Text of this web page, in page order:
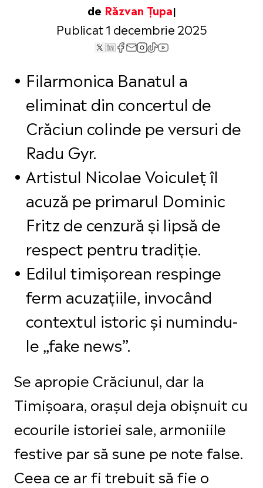
de Răzvan Țupa
Publicat 1 decembrie 2025
Filarmonica Banatul a
eliminat din concertul de
Crăciun colinde pe versuri de
Radu Gyr.
Artistul Nicolae Voiculeț îl
acuză pe primarul Dominic
Fritz de cenzură și lipsă de
respect pentru tradiție.
Edilul timișorean respinge
ferm acuzațiile, invocând
contextul istoric și numindu-
le „fake news”.
Se apropie Crăciunul, dar la
Timișoara, orașul deja obișnuit cu
ecourile istoriei sale, armoniile
festive par să sune pe note false.
Ceea ce ar fi trebuit să fie o